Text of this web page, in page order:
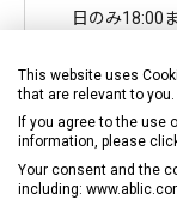
日のみ18:00
会場
パシフィコ
番号AK-08)
This website uses
that are relevant to you.
If you agree to the use
information, please
Your consent and the
including: